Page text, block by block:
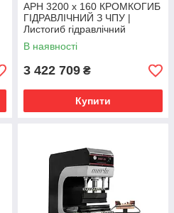
APH 3200 x 160 КРОМКОГИБ
ГІДРАВЛІЧНИЙ З ЧПУ |
Листогиб гідравлічний
Bernardo
В наявності
3 422 709 ₴
Купити